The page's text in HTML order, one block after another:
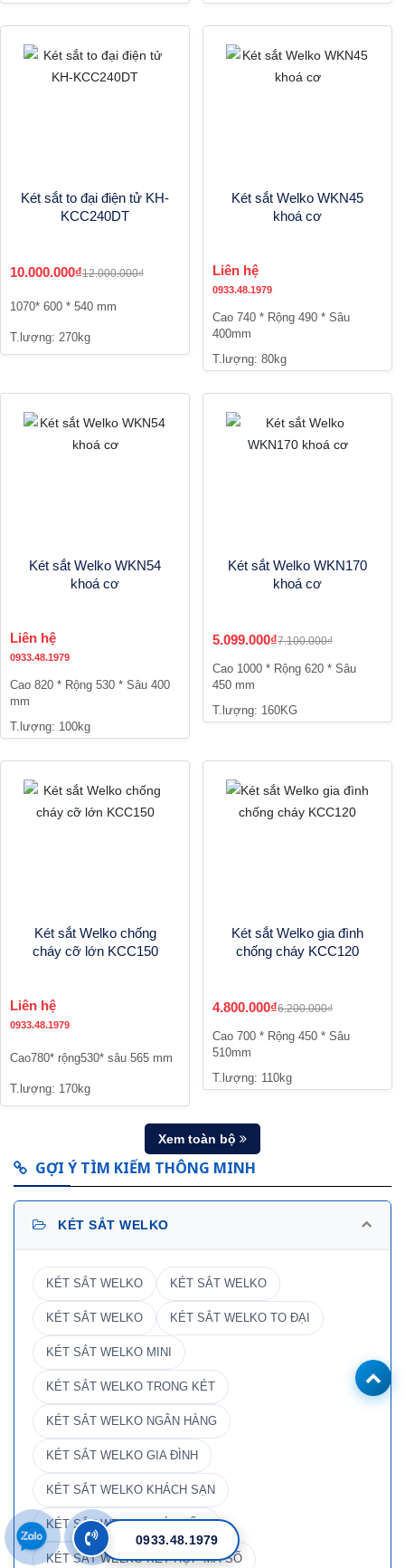
Két sắt to đại điện tử KH-
KCC240DT
10.000.000₫12.000.000₫
1070* 600 * 540 mm
T.lượng: 270kg
Két sắt Welko WKN45
khoá cơ
Liên hệ
0933.48.1979
Cao 740 * Rộng 490 * Sâu
400mm
T.lượng: 80kg
Két sắt Welko WKN54
khoá cơ
Liên hệ
0933.48.1979
Cao 820 * Rộng 530 * Sâu 400
mm
T.lượng: 100kg
Két sắt Welko WKN170
khoá cơ
5.099.000₫7.100.000₫
Cao 1000 * Rộng 620 * Sâu
450 mm
T.lượng: 160KG
Két sắt Welko chống
cháy cỡ lớn KCC150
Liên hệ
0933.48.1979
Cao780* rộng530* sâu 565 mm
T.lượng: 170kg
Két sắt Welko gia đình
chống cháy KCC120
4.800.000₫6.200.000₫
Cao 700 * Rộng 450 * Sâu
510mm
T.lượng: 110kg
Xem toàn bộ
GỢI Ý TÌM KIẾM THÔNG MINH
KÉT SẮT WELKO
KÉT SẮT WELKO KÉT SẮT WELKO
KÉT SẮT WELKO KÉT SẮT WELKO TO ĐẠI
KÉT SẮT WELKO MINI
KÉT SẮT WELKO TRONG KÉT
KÉT SẮT WELKO NGÂN HÀNG
KÉT SẮT WELKO GIA ĐÌNH
KÉT SẮT WELKO KHÁCH SẠN
KÉT SẮT WELKO THÉP TẤM
KÉT SẮT WELKO KẾT HỢP MÃ SỐ
0933.48.1979